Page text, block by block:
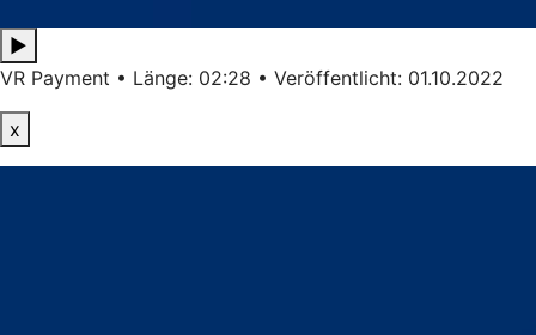
▶
VR Payment • Länge: 02:28 • Veröffentlicht: 01.10.2022
x